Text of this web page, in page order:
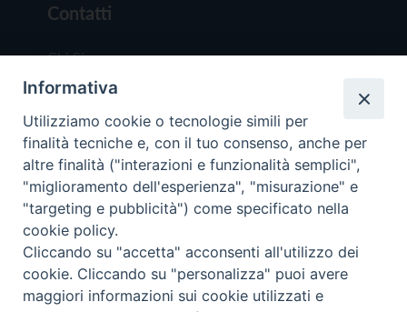
Contatti
Chi Siamo
Redazione
Scrivici
Copyright © 2019 - Tutti i diritti riservati - Vita
Trentina Editrice
Privacy Policy
Informativa
Utilizziamo cookie o tecnologie simili per
finalità tecniche e, con il tuo consenso, anche per
altre finalità ("interazioni e funzionalità semplici",
"miglioramento dell'esperienza", "misurazione" e
"targeting e pubblicità") come specificato nella
cookie policy.
Cliccando su "accetta" acconsenti all'utilizzo dei
cookie. Cliccando su "personalizza" puoi avere
maggiori informazioni sui cookie utilizzati e